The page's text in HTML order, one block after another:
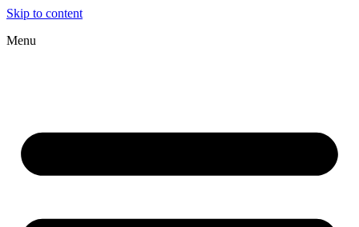
Skip to content
Menu